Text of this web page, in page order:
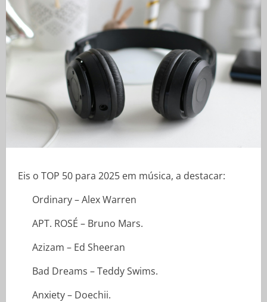
Eis o TOP 50 para 2025 em música, a destacar:
Ordinary – Alex Warren
APT. ROSÉ – Bruno Mars.
Azizam – Ed Sheeran
Bad Dreams – Teddy Swims.
Anxiety – Doechii.